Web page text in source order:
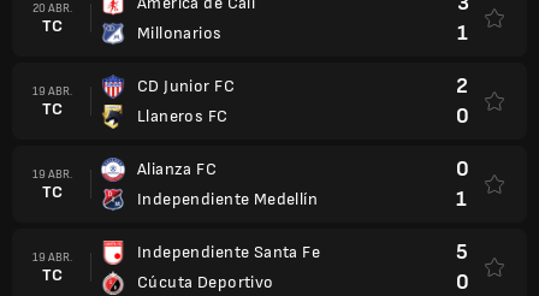
20 ABR.
TC
Millonarios
1
19 ABR.
TC
CD Junior FC
Llaneros FC
2
0
19 ABR.
TC
Alianza FC
Independiente Medellín
0
1
19 ABR.
TC
Independiente Santa Fe
Cúcuta Deportivo
5
0